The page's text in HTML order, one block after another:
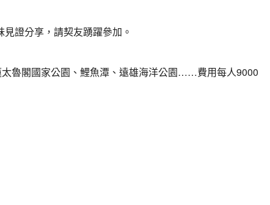
證分享，請契友踴躍參加。
魯閣國家公園、鯉魚潭、遠雄海洋公園……費用每人9000